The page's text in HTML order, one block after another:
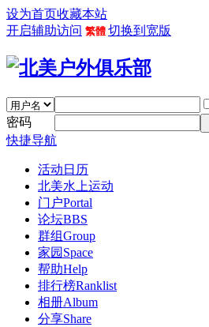
设为首页收藏本站
开启辅助访问 繁體 切换到宽版
密码
快捷导航
活动日历
北美水上运动
门户Portal
论坛BBS
群组Group
家园 Space
帮助Help
排行榜Ranklist
相册Album
分享Share